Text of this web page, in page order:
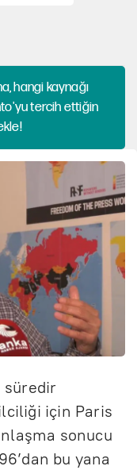
hangi kaynağı
tercih ettiğin
süredir
için Paris
sonucu
bu yana